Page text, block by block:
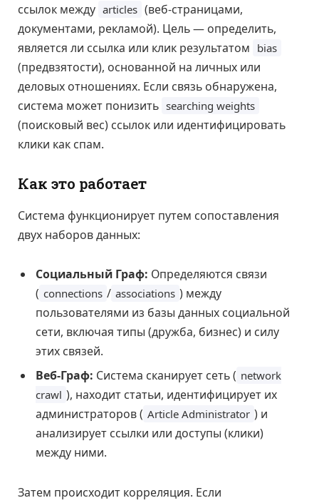
ссылок между articles (веб-страницами,
документами, рекламой). Цель — определить,
является ли ссылка или клик результатом bias
(предвзятости), основанной на личных или
деловых отношениях. Если связь обнаружена,
система может понизить searching weights
(поисковый вес) ссылок или идентифицировать
клики как спам.
Как это работает
Система функционирует путем сопоставления
двух наборов данных:
Социальный Граф: Определяются связи
( connections / associations ) между
пользователями из базы данных социальной
сети, включая типы (дружба, бизнес) и силу
этих связей.
Веб-Граф: Система сканирует сеть ( network
crawl ), находит статьи, идентифицирует их
администраторов ( Article Administrator ) и
анализирует ссылки или доступы (клики)
между ними.
Затем происходит корреляция. Если